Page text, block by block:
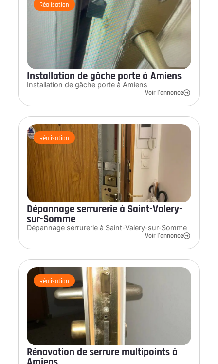
Réalisation
Installation de gâche porte à Amiens
Installation de gâche porte à Amiens
Voir l'annonce
Réalisation
Dépannage serrurerie à Saint-Valery-
sur-Somme
Dépannage serrurerie à Saint-Valery-sur-Somme
Voir l'annonce
Réalisation
Rénovation de serrure multipoints à